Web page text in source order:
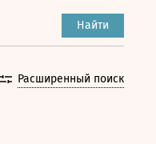
Найти
Расширенный поиск